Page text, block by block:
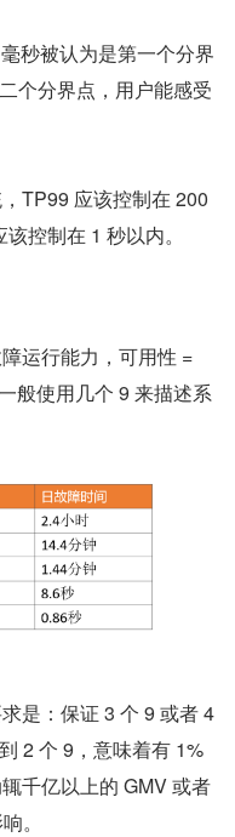
秒被认为是第一个分界
个分界点，用户能感受
TP99 应该控制在 200
控制在 1 秒以内。
运行能力，可用性 =
般使用几个 9 来描述系
是：保证 3 个 9 或者 4
2 个 9，意味着有 1%
千亿以上的 GMV 或者
。